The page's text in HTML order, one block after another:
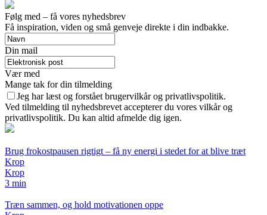
Følg med – få vores nyhedsbrev
Få inspiration, viden og små genveje direkte i din indbakke.
Din mail
Vær med
Mange tak for din tilmelding
Jeg har læst og forstået brugervilkår og privatlivspolitik.
Ved tilmelding til nyhedsbrevet accepterer du vores vilkår og
privatlivspolitik. Du kan altid afmelde dig igen.
Brug frokostpausen rigtigt – få ny energi i stedet for at blive træt
Krop
Krop
3 min
Træn sammen, og hold motivationen oppe